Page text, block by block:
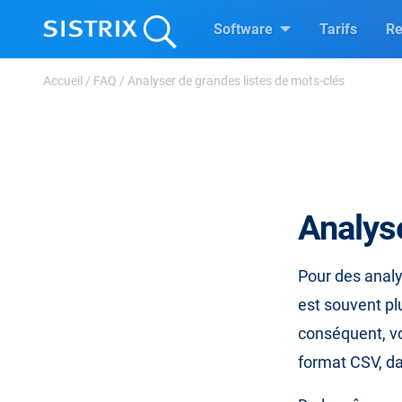
Software Tarifs
Accueil / FAQ / Analyser de grandes listes de mots-clés
Pour des
est souvent
conséquent,
format CSV,